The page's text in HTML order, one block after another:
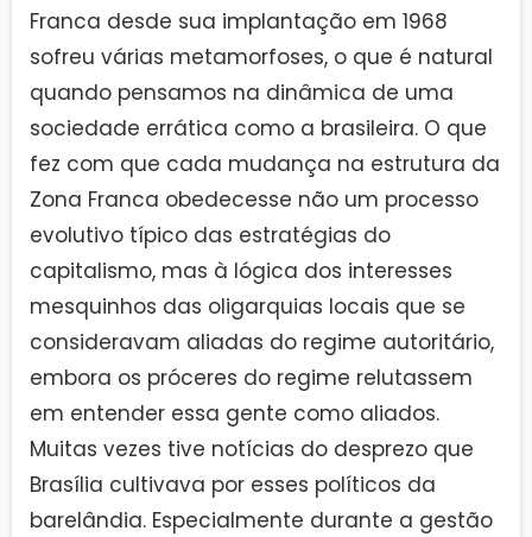
Franca desde sua implantação em 1968
sofreu várias metamorfoses, o que é natural
quando pensamos na dinâmica de uma
sociedade errática como a brasileira. O que
fez com que cada mudança na estrutura da
Zona Franca obedecesse não um processo
evolutivo típico das estratégias do
capitalismo, mas à lógica dos interesses
mesquinhos das oligarquias locais que se
consideravam aliadas do regime autoritário,
embora os próceres do regime relutassem
em entender essa gente como aliados.
Muitas vezes tive notícias do desprezo que
Brasília cultivava por esses políticos da
barelândia. Especialmente durante a gestão